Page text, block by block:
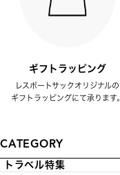
ギフトラッピング
レスポートサックオリジナルの
ギフトラッピングにて承ります。
CATEGORY
トラベル特集